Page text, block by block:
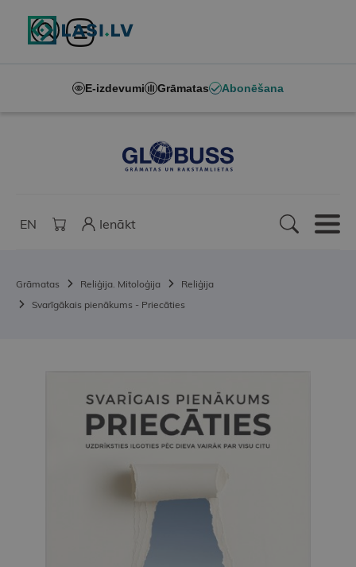
E-izdevumi Grāmatas Abonēšana
EN Ienākt
Grāmatas Reliģija. Mitoloģija
Reliģija
Svarīgākais pienākums - Priecāties